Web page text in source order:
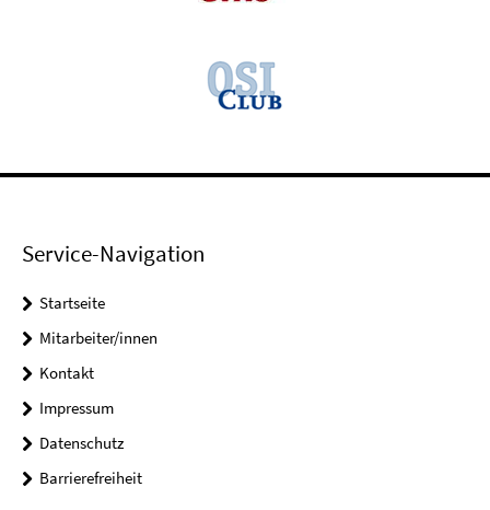
Service-Navigation
Startseite
Mitarbeiter/innen
Kontakt
Impressum
Datenschutz
Barrierefreiheit